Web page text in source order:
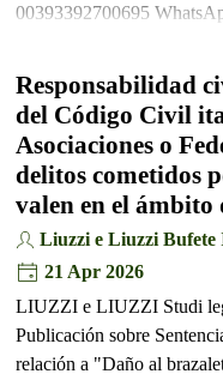
00393392700695
Responsabilidad
del Código Civil
Asociaciones o
delitos cometidos
valen en el ámbito
Liuzzi e Liuzzi Bufete
21 Apr 2026
LIUZZI e LIUZZI Studi
Publicación sobre
relación a "Daño al